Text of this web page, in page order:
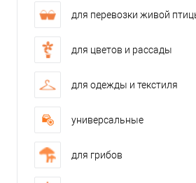
для перевозки живой
для цветов и рассады
для одежды и текстиля
универсальные
для грибов